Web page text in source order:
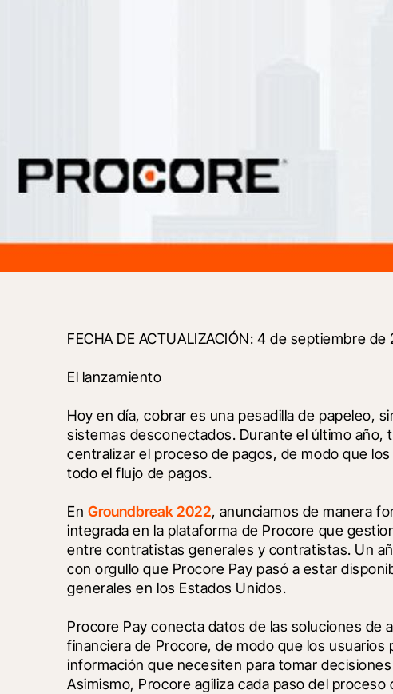
FECHA DE ACTUALIZACIÓN: 4 de septiembre de
El lanzamiento
Hoy en día, cobrar es una pesadilla de papeleo,
sistemas desconectados. Durante el último año,
centralizar el proceso de pagos, de modo que
todo el flujo de pagos.
En Groundbreak 2022, anunciamos de manera
integrada en la plataforma de Procore que
entre contratistas generales y contratistas. Un
con orgullo que Procore Pay pasó a estar
generales en los Estados Unidos.
Procore Pay conecta datos de las soluciones
financiera de Procore, de modo que los usuarios
información que necesiten para tomar
Asimismo, Procore agiliza cada paso del